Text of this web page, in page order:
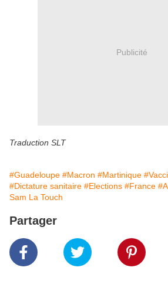
Publicité
Traduction SLT
#Guadeloupe #Macron #Martinique
#Dictature sanitaire #Elections #France
Sam La Touch
Partager